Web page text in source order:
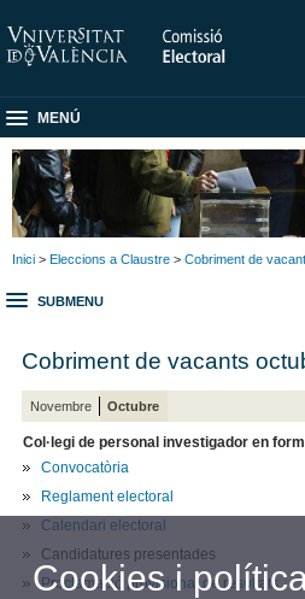
MENÚ
Inici > Eleccions a Claustre > Cobriment de
SUBMENU
Cobriment de vacants
Novembre Octubre
Col·legi de personal investigador en
Convocatòria
Reglament electoral
Calendari electoral
Candidatures presentades
Proclamació provisional de resultats
Cookies i